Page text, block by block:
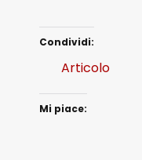
Condividi:
Articolo
Mi piace: